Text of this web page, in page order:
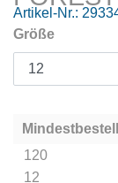
Artikel-Nr.:
Größe
120
12